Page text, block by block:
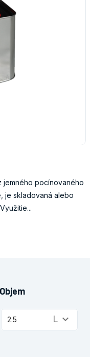
jemného pocínovaného
je skladovaná alebo
Objem
2.5 L keyboard_arrow_down